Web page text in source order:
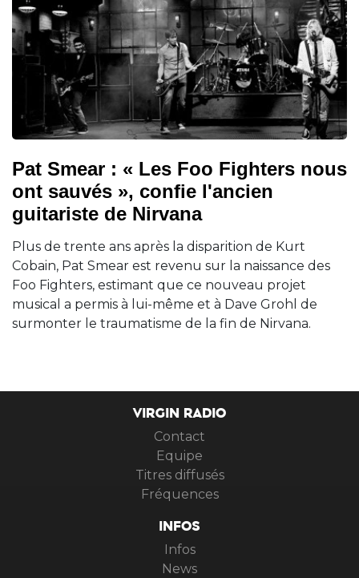
Pat Smear : « Les Foo Fighters nous
ont sauvés », confie l'ancien
guitariste de Nirvana
Plus de trente ans après la disparition de Kurt
Cobain, Pat Smear est revenu sur la naissance des
Foo Fighters, estimant que ce nouveau projet
musical a permis à lui-même et à Dave Grohl de
surmonter le traumatisme de la fin de Nirvana.
VIRGIN RADIO
Contact
Equipe
Titres diffusés
Fréquences
INFOS
Infos
News